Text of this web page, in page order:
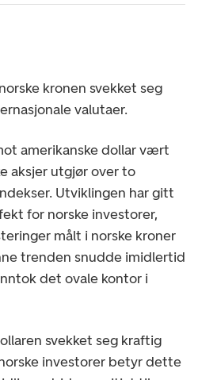
kronen svekket seg
valutaer.
amerikanske dollar vært
aksjer utgjør over to
Utviklingen har gitt
for norske investorer,
målt i norske kroner
trenden snudde imidlertid
det ovale kontor i
svekket seg kraftig
investorer betyr dette